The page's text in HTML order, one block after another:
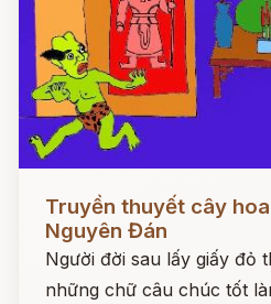
Đọc ngay
Truyền thuyết cây
Nguyên Đán
Người đời sau lấy giấy đỏ
những chữ câu chúc tốt